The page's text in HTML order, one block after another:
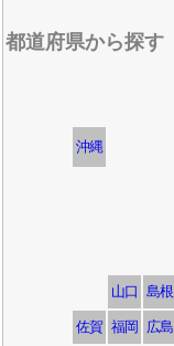
都道府県から探す
沖縄
山口 島根
佐賀 福岡 広島